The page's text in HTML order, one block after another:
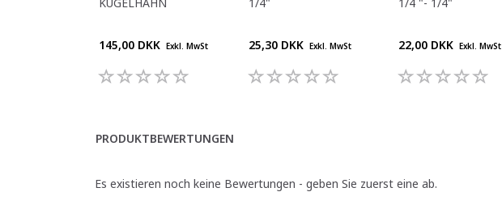
145,00 DKK Exkl. MwSt 25,30 DKK Exkl. MwSt 22,00 DKK Exkl. MwSt
PRODUKTBEWERTUNGEN
Es existieren noch keine Bewertungen - geben Sie zuerst eine ab.